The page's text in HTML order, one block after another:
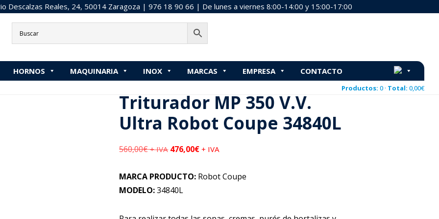
Descalzas Reales, 24, 50014 Zaragoza | 976 18 90 66 | De lunes a viernes 8:00-14:00 y 15:00-17:00
HORNOS MAQUINARIA INOX MARCAS EMPRESA CONTACTO
Productos: 0 · Total: 0,00€
50 cm o más»Triturador MP 350 V.V. Ultra Robot Coupe 34840L
Inicio / MAQUINARIA /Triturador MP 350 V.V. Ultra Robot Coupe 34840L
Triturador MP 350 V.V.
Ultra Robot Coupe 34840L
560,00€ + IVA 476,00€ + IVA
MARCA PRODUCTO: Robot Coupe
MODELO:34840L